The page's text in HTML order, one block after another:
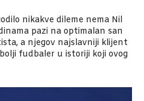
nikakve dileme nema Nil
pazi na optimalan san
a njegov najslavniji klijent
fudbaler u istoriji koji ovog